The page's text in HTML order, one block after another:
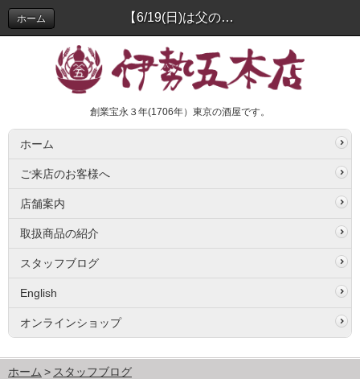
【6/19(日)は父の日！】家族のために頑張るお父さんに、とっておきのお酒を贈ろう♪ | スタッフブログ
ホーム
創業宝永３年(1706年）東京の酒屋です。
ホーム
ご来店のお客様へ
店舗案内
取扱商品の紹介
スタッフブログ
English
オンラインショップ
ホーム
スタッフブログ